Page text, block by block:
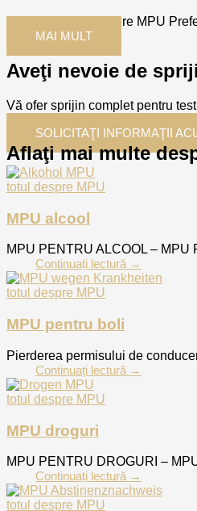
Consiliere şi Pregătire MPU
MAI MULT
Aveţi nevoie de
Vă ofer sprijin complet pentru
SOLICITAŢI INFORMAŢII
Aflaţi mai multe
totul despre MPU
MPU alcool
MPU PENTRU ALCOOL – MPU
Continuați lectură →
totul despre MPU
MPU pentru boli
Pierderea permisului de
Continuați lectură →
totul despre MPU
MPU droguri
MPU PENTRU DROGURI –
Continuați lectură →
totul despre MPU